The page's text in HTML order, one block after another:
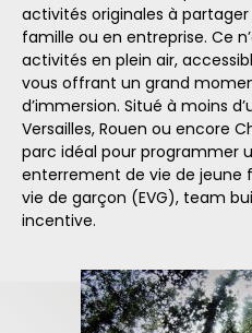
activités originales à partager
famille ou en entreprise. Ce
activités en plein air,
vous offrant un grand
d’immersion. Situé à moins
Versailles, Rouen ou encore
parc idéal pour programmer
enterrement de vie de jeune
vie de garçon (EVG), team
incentive.